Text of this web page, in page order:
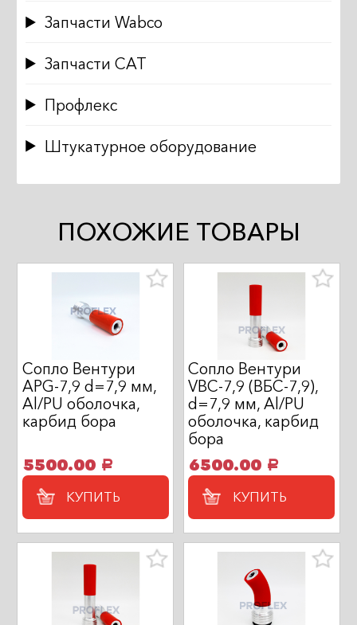
Запчасти Wabco
Запчасти CAT
Профлекс
Штукатурное оборудование
ПОХОЖИЕ ТОВАРЫ
Сопло Вентури
APG-7,9 d=7,9 мм,
Al/PU оболочка,
карбид бора
5500.00 a
КУПИТЬ
Сопло Вентури
VBC-7,9 (ВБС-7,9),
d=7,9 мм, Al/PU
оболочка, карбид
бора
6500.00 a
КУПИТЬ